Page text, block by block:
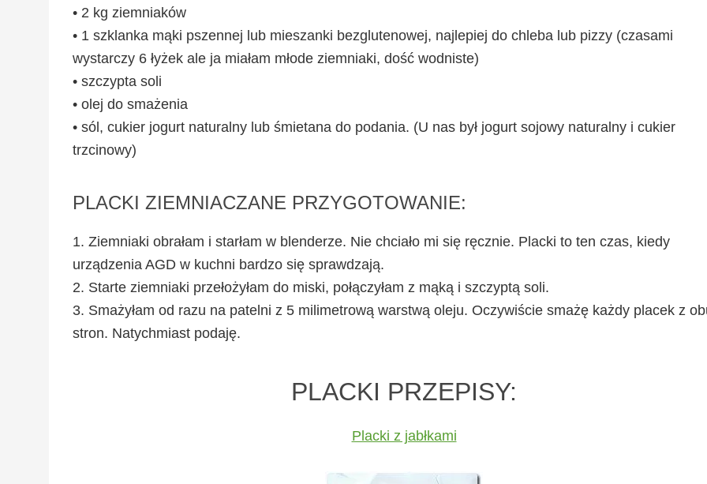
• 2 kg ziemniaków
• 1 szklanka mąki pszennej lub mieszanki bezglutenowej, najlepiej do chleba lub pizzy (czasami
wystarczy 6 łyżek ale ja miałam młode ziemniaki, dość wodniste)
• szczypta soli
• olej do smażenia
• sól, cukier jogurt naturalny lub śmietana do podania. (U nas był jogurt sojowy naturalny i cukier
trzcinowy)
PLACKI ZIEMNIACZANE PRZYGOTOWANIE:
1. Ziemniaki obrałam i starłam w blenderze. Nie chciało mi się ręcznie. Placki to ten czas, kiedy
urządzenia AGD w kuchni bardzo się sprawdzają.
2. Starte ziemniaki przełożyłam do miski, połączyłam z mąką i szczyptą soli.
3. Smażyłam od razu na patelni z 5 milimetrową warstwą oleju. Oczywiście smażę każdy placek z
stron. Natychmiast podaję.
PLACKI PRZEPISY:
Placki z jabłkami